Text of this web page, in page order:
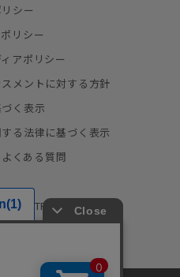
シー
リシー
アポリシー
メントに対する方針
く表示
る法律に基づく表示
くある質問
い（TRUSTe）